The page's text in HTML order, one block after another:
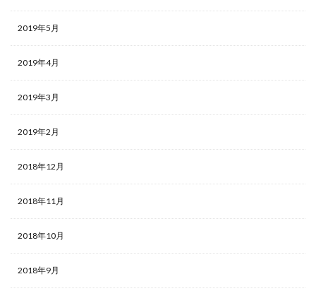
2019年5月
2019年4月
2019年3月
2019年2月
2018年12月
2018年11月
2018年10月
2018年9月